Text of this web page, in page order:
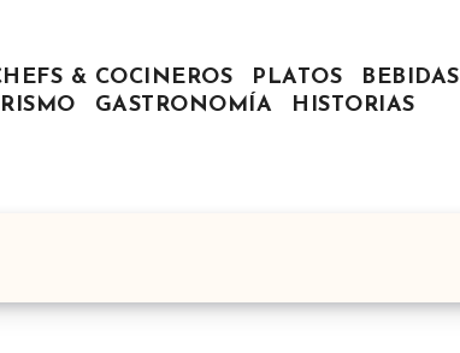
& COCINEROS PLATOS
BEBIDAS
GASTRONOMÍA HISTORIAS